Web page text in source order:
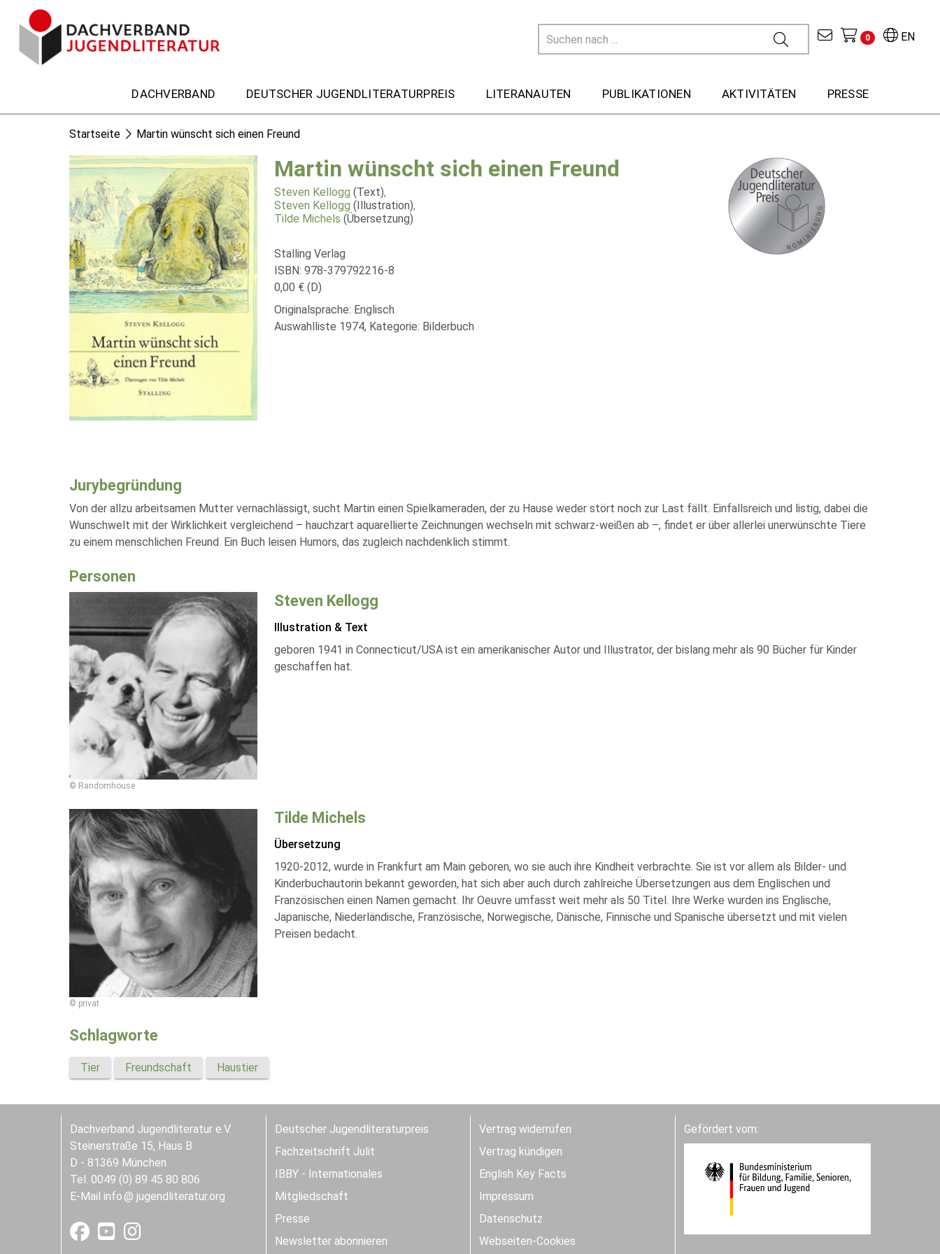
EN
0
DACHVERBAND DEUTSCHER JUGENDLITERATURPREIS LITERANAUTEN PUBLIKATIONEN AKTIVITÄTEN PRESSE
Startseite Martin wünscht sich einen Freund
Martin wünscht sich einen Freund
Steven Kellogg (Text),
Steven Kellogg (Illustration),
Tilde Michels (Übersetzung)
Stalling Verlag
ISBN: 978-379792216-8
0,00 € (D)
Originalsprache: Englisch
Auswahlliste 1974, Kategorie: Bilderbuch
Jurybegründung
Von der allzu arbeitsamen Mutter vernachlässigt, sucht Martin einen Spielkameraden, der zu Hause weder stört noch zur Last fällt. Einfallsreich und listig, dabei die
Wunschwelt mit der Wirklichkeit vergleichend – hauchzart aquarellierte Zeichnungen wechseln mit schwarz-weißen ab –, findet er über allerlei unerwünschte Tiere
zu einem menschlichen Freund. Ein Buch leisen Humors, das zugleich nachdenklich stimmt.
Personen
© Randomhouse
Steven Kellogg
Illustration & Text
geboren 1941 in Connecticut/USA ist ein amerikanischer Autor und Illustrator, der bislang mehr als 90 Bücher für Kinder
geschaffen hat.
© privat
Tilde Michels
Übersetzung
1920-2012, wurde in Frankfurt am Main geboren, wo sie auch ihre Kindheit verbrachte. Sie ist vor allem als Bilder- und
Kinderbuchautorin bekannt geworden, hat sich aber auch durch zahlreiche Übersetzungen aus dem Englischen und
Französischen einen Namen gemacht. Ihr Oeuvre umfasst weit mehr als 50 Titel. Ihre Werke wurden ins Englische,
Japanische, Niederländische, Französische, Norwegische, Dänische, Finnische und Spanische übersetzt und mit vielen
Preisen bedacht.
Schlagworte
Tier Freundschaft Haustier
Dachverband Jugendliteratur e.V.
Steinerstraße 15, Haus B
D - 81369 München
Tel. 0049 (0) 89 45 80 806
E-Mail info jugendliteratur.org
Deutscher Jugendliteraturpreis
Fachzeitschrift Julit
IBBY - Internationales
Mitgliedschaft
Presse
Newsletter abonnieren
Vertrag widerrufen
Vertrag kündigen
English Key Facts
Impressum
Datenschutz
Webseiten-Cookies
Gefördert vom: